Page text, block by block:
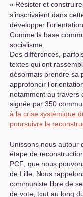
« Résister et
s’inscrivaient dans
développer
Comme la base
socialisme.
Des différences,
textes qui ont
désormais prendre sa
approfondir
notamment au travers
signée par 350
à la crise systémique
poursuivre la
Unissons-nous autour
étape de
PCF , que nous
de Lille. Nous
communiste libre de
de vote, tout au long